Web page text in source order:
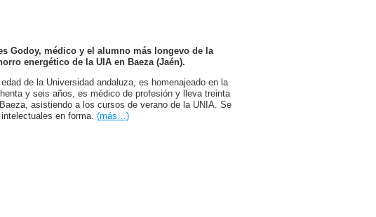
Godoy, médico y el alumno más longevo de la
energético de la UIA en Baeza (Jaén).
de la Universidad andaluza, es homenajeado en la
y seis años, es médico de profesión y lleva treinta
asistiendo a los cursos de verano de la UNIA. Se
en forma. (más…)